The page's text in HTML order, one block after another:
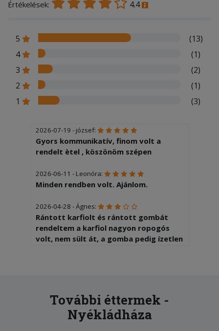
Értékelések: 4.4
5
(13)
4
(1)
3
(2)
2
(1)
1
(3)
2026-07-19 - józsef:
Gyors kommunikatív, finom volt a
rendelt ètel , köszönöm szépen
2026-06-11 - Leonóra:
Minden rendben volt. Ajánlom.
2026-04-28 - Ágnes:
Rántott karfiolt és rántott gombát
rendeltem a karfiol nagyon ropogós
volt, nem sült át, a gomba pedig ízetlen
ráadásul nagyon finom is volt.
2026-01-16 - Gyula:
További éttermek -
Nyékládháza